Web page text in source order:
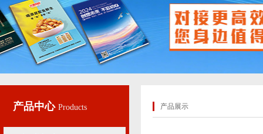
产品中心 Products 产品展示